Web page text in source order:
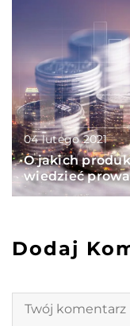
04 lutego 2021
O jakich
wiedzieć
Dodaj